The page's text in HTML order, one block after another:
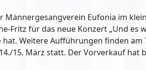
Eufonia im
für das neue Konzert „Und es
Weitere Aufführungen finden
15. März statt. Der Vorverkauf hat